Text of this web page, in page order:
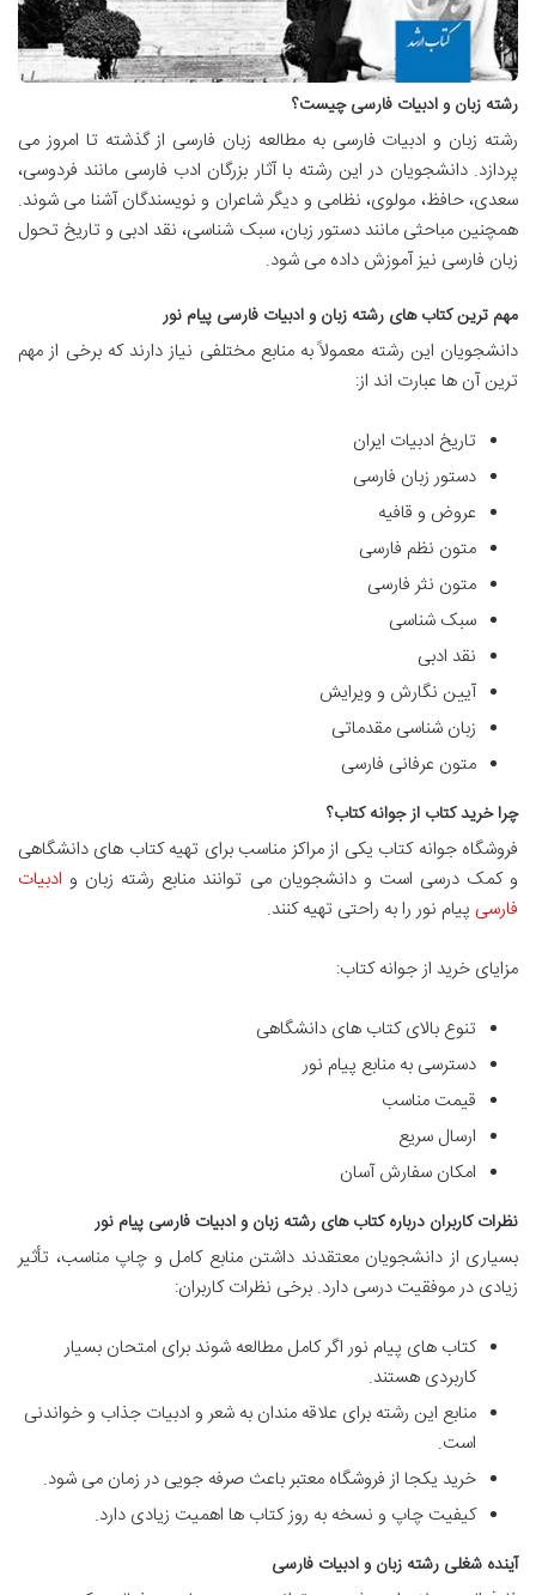
رشته زبان و ادبیات فارسی چیست؟
رشته زبان و ادبیات فارسی به مطالعه زبان فارسی از گذشته تا امروز می
پردازد. دانشجویان در این رشته با آثار بزرگان ادب فارسی مانند فردوسی،
سعدی، حافظ، مولوی، نظامی و دیگر شاعران و نویسندگان آشنا می شوند.
همچنین مباحثی مانند دستور زبان، سبک شناسی، نقد ادبی و تاریخ تحول
زبان فارسی نیز آموزش داده می شود.
مهم ترین کتاب های رشته زبان و ادبیات فارسی پیام نور
دانشجویان این رشته معمولاً به منابع مختلفی نیاز دارند که برخی از مهم
ترین آن ها عبارت اند از:
تاریخ ادبیات ایران
دستور زبان فارسی
عروض و قافیه
متون نظم فارسی
متون نثر فارسی
سبک شناسی
نقد ادبی
آیین نگارش و ویرایش
زبان شناسی مقدماتی
متون عرفانی فارسی
چرا خرید کتاب از جوانه کتاب؟
فروشگاه جوانه کتاب یکی از مراکز مناسب برای تهیه کتاب های دانشگاهی
و کمک درسی است و دانشجویان می توانند منابع رشته زبان و ادبیات
فارسی پیام نور را به راحتی تهیه کنند.
مزایای خرید از جوانه کتاب:
تنوع بالای کتاب های دانشگاهی
دسترسی به منابع پیام نور
قیمت مناسب
ارسال سریع
امکان سفارش آسان
نظرات کاربران درباره کتاب های رشته زبان و ادبیات فارسی پیام نور
بسیاری از دانشجویان معتقدند داشتن منابع کامل و چاپ مناسب، تأثیر
زیادی در موفقیت درسی دارد. برخی نظرات کاربران:
کتاب های پیام نور اگر کامل مطالعه شوند برای امتحان بسیار
کاربردی هستند.
منابع این رشته برای علاقه مندان به شعر و ادبیات جذاب و خواندنی
است.
خرید یکجا از فروشگاه معتبر باعث صرفه جویی در زمان می شود.
کیفیت چاپ و نسخه به روز کتاب ها اهمیت زیادی دارد.
آینده شغلی رشته زبان و ادبیات فارسی